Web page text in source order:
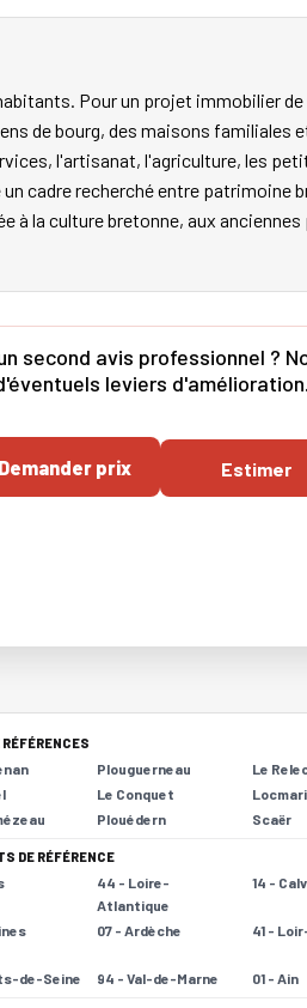
Pour un projet immobilier
de bourg, des maisons familiales
l'artisanat, l'agriculture, les
cadre recherché entre patrimoine
la culture bretonne, aux
second avis professionnel ?
leviers
Demander prix Estimer
Plouguerneau Le
Le Conquet
Plouédern Scaër
DE RÉFÉRENCE
44 - Loire-
Atlantique
14 -
07 - Ardèche 41 -
de-Seine 94 - Val-de-Marne 01 - Ain